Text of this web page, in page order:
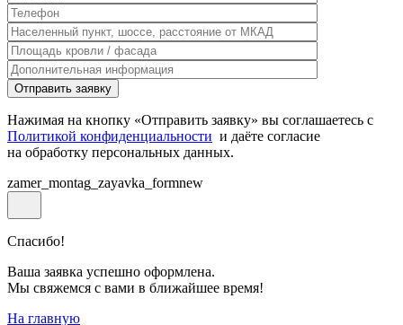
Нажимая на кнопку «Отправить заявку» вы соглашаетесь с
Политикой конфиденциальности и даёте согласие
на обработку персональных данных.
zamer_montag_zayavka_formnew
Спасибо!
Ваша заявка успешно оформлена.
Мы свяжемся с вами в ближайшее время!
На главную